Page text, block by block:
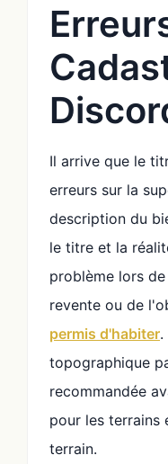
Il arrive que le
erreurs sur la
description du
le titre et la
problème lors
revente ou de
permis d'habiter.
topographique
recommandée
pour les terrains
terrain.